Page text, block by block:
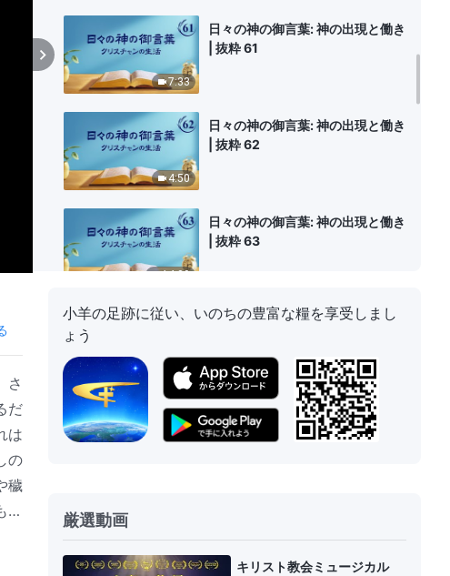
7:33
日々の神の御言葉: 神の出現と働き
| 抜粋 61
4:50
日々の神の御言葉: 神の出現と働き
| 抜粋 62
14:09
日々の神の御言葉: 神の出現と働き
| 抜粋 63
10:54
日々の神の御言葉: 神の出現と働き
日々の神の御言葉: 神の出現と働き
| 抜粋 65
14:59
さ
だ
は
の
穢
は
小羊の足跡に従い、いのちの豊富な糧を享受しまし
ょう
厳選動画
キリスト教会ミュージカル